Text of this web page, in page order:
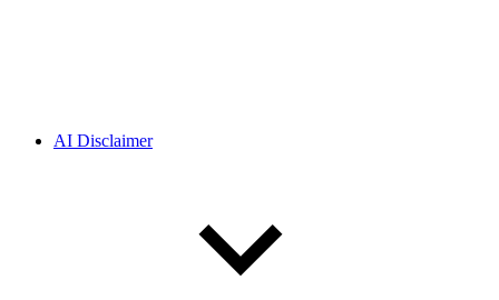
AI Disclaimer